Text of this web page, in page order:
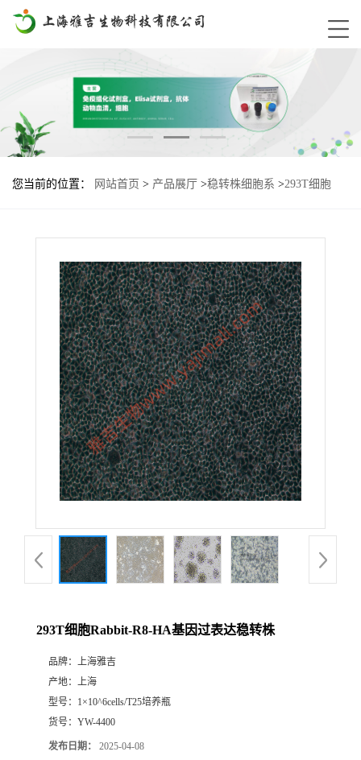
您当前的位置： 网站首页 > 产品展厅 >稳转株细胞系 >293T细胞
293T细胞Rabbit-R8-HA基因过表达稳转株
品牌： 上海雅吉
产地： 上海
型号： 1×10^6cells/T25培养瓶
货号： YW-4400
发布日期： 2025-04-08